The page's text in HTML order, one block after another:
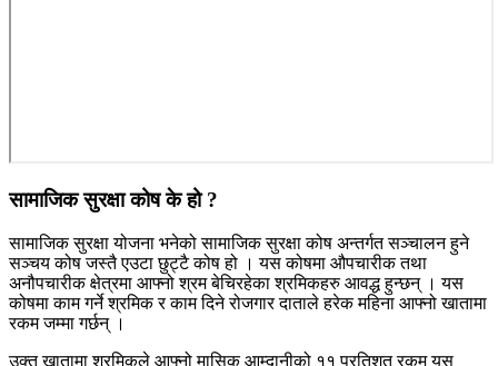
सामाजिक सुरक्षा कोष के हो ?
सामाजिक सुरक्षा योजना भनेको सामाजिक सुरक्षा कोष अन्तर्गत सञ्चालन हुने
सञ्चय कोष जस्तै एउटा छुट्टै कोष हो । यस कोषमा औपचारीक तथा
अनौपचारीक क्षेत्रमा आफ्नो श्रम बेचिरहेका श्रमिकहरु आवद्ध हुन्छन् । यस
कोषमा काम गर्ने श्रमिक र काम दिने रोजगार दाताले हरेक महिना आफ्नो खातामा
रकम जम्मा गर्छन् ।
उक्त खातामा श्रमिकले आफ्नो मासिक आम्दानीको ११ प्रतिशत रकम यस